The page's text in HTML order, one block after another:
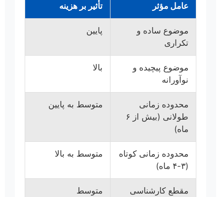
عامل مؤثر تأثیر بر هزینه
موضوع ساده و
تکراری
پایین
موضوع پیچیده و
نوآورانه
بالا
محدوده زمانی
طولانی (بیش از ۶
ماه)
متوسط به پایین
محدوده زمانی کوتاه
(۳-۴ ماه)
متوسط به بالا
مقطع کارشناسی
متوسط